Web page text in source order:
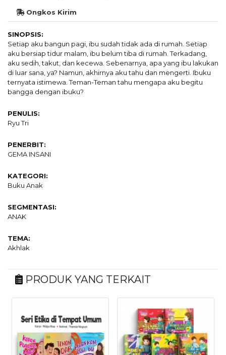
Ongkos Kirim
SINOPSIS:
Setiap aku bangun pagi, ibu sudah tidak ada di rumah. Setiap
aku bersiap tidur malam, ibu belum tiba di rumah. Terkadang,
aku sedih, takut, dan kecewa. Sebenarnya, apa yang ibu lakukan
di luar sana, ya? Namun, akhirnya aku tahu dan mengerti. Ibuku
ternyata istimewa. Teman-Teman tahu mengapa aku begitu
bangga dengan ibuku?
PENULIS:
Ryu Tri
PENERBIT:
GEMA INSANI
KATEGORI:
Buku Anak
SEGMENTASI:
ANAK
TEMA:
Akhlak
PRODUK YANG TERKAIT